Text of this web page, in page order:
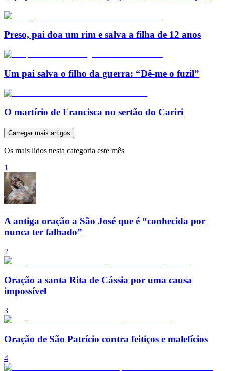
Preso, pai doa um rim e salva a filha de 12 anos
Um pai salva o filho da guerra: “Dê-me o fuzil”
O martírio de Francisca no sertão do Cariri
Carregar mais artigos
Os mais lidos nesta categoria este mês
1
A antiga oração a São José que é “conhecida por
nunca ter falhado”
2
Oração a santa Rita de Cássia por uma causa
impossível
3
Oração de São Patrício contra feitiços e malefícios
4